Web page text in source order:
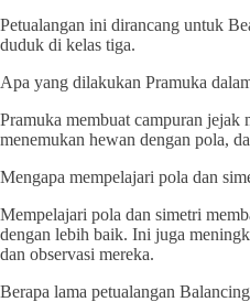
Petualangan ini dirancang untuk
duduk di kelas tiga.
Apa yang dilakukan Pramuka
Pramuka membuat campuran jejak
menemukan hewan dengan pola,
Mengapa mempelajari pola dan
Mempelajari pola dan simetri
dengan lebih baik. Ini juga
dan observasi mereka.
Berapa lama petualangan